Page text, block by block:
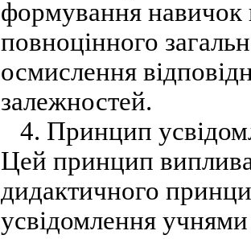
формування навичок
повноцінного
осмислення
залежностей.
4. Принцип
Цей принцип
дидактичного
усвідомлення учнями